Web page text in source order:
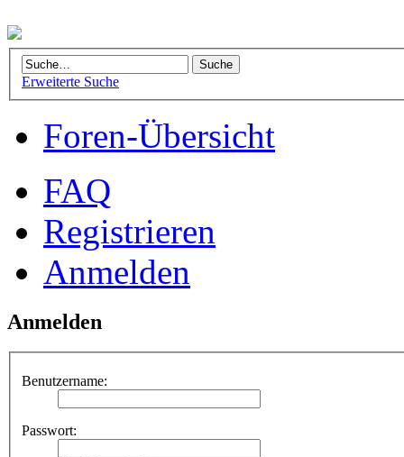
Erweiterte Suche
Foren-Übersicht
FAQ
Registrieren
Anmelden
Anmelden
Benutzername:
Passwort: